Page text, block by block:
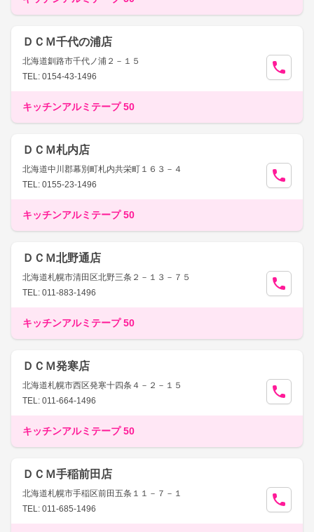
ＤＣＭ千代の浦店
北海道釧路市千代ノ浦２－１５
TEL: 0154-43-1496
キッチンアルミテープ 50
ＤＣＭ札内店
北海道中川郡幕別町札内共栄町１６３－４
TEL: 0155-23-1496
キッチンアルミテープ 50
ＤＣＭ北野通店
北海道札幌市清田区北野三条２－１３－７５
TEL: 011-883-1496
キッチンアルミテープ 50
ＤＣＭ発寒店
北海道札幌市西区発寒十四条４－２－１５
TEL: 011-664-1496
キッチンアルミテープ 50
ＤＣＭ手稲前田店
北海道札幌市手稲区前田五条１１－７－１
TEL: 011-685-1496